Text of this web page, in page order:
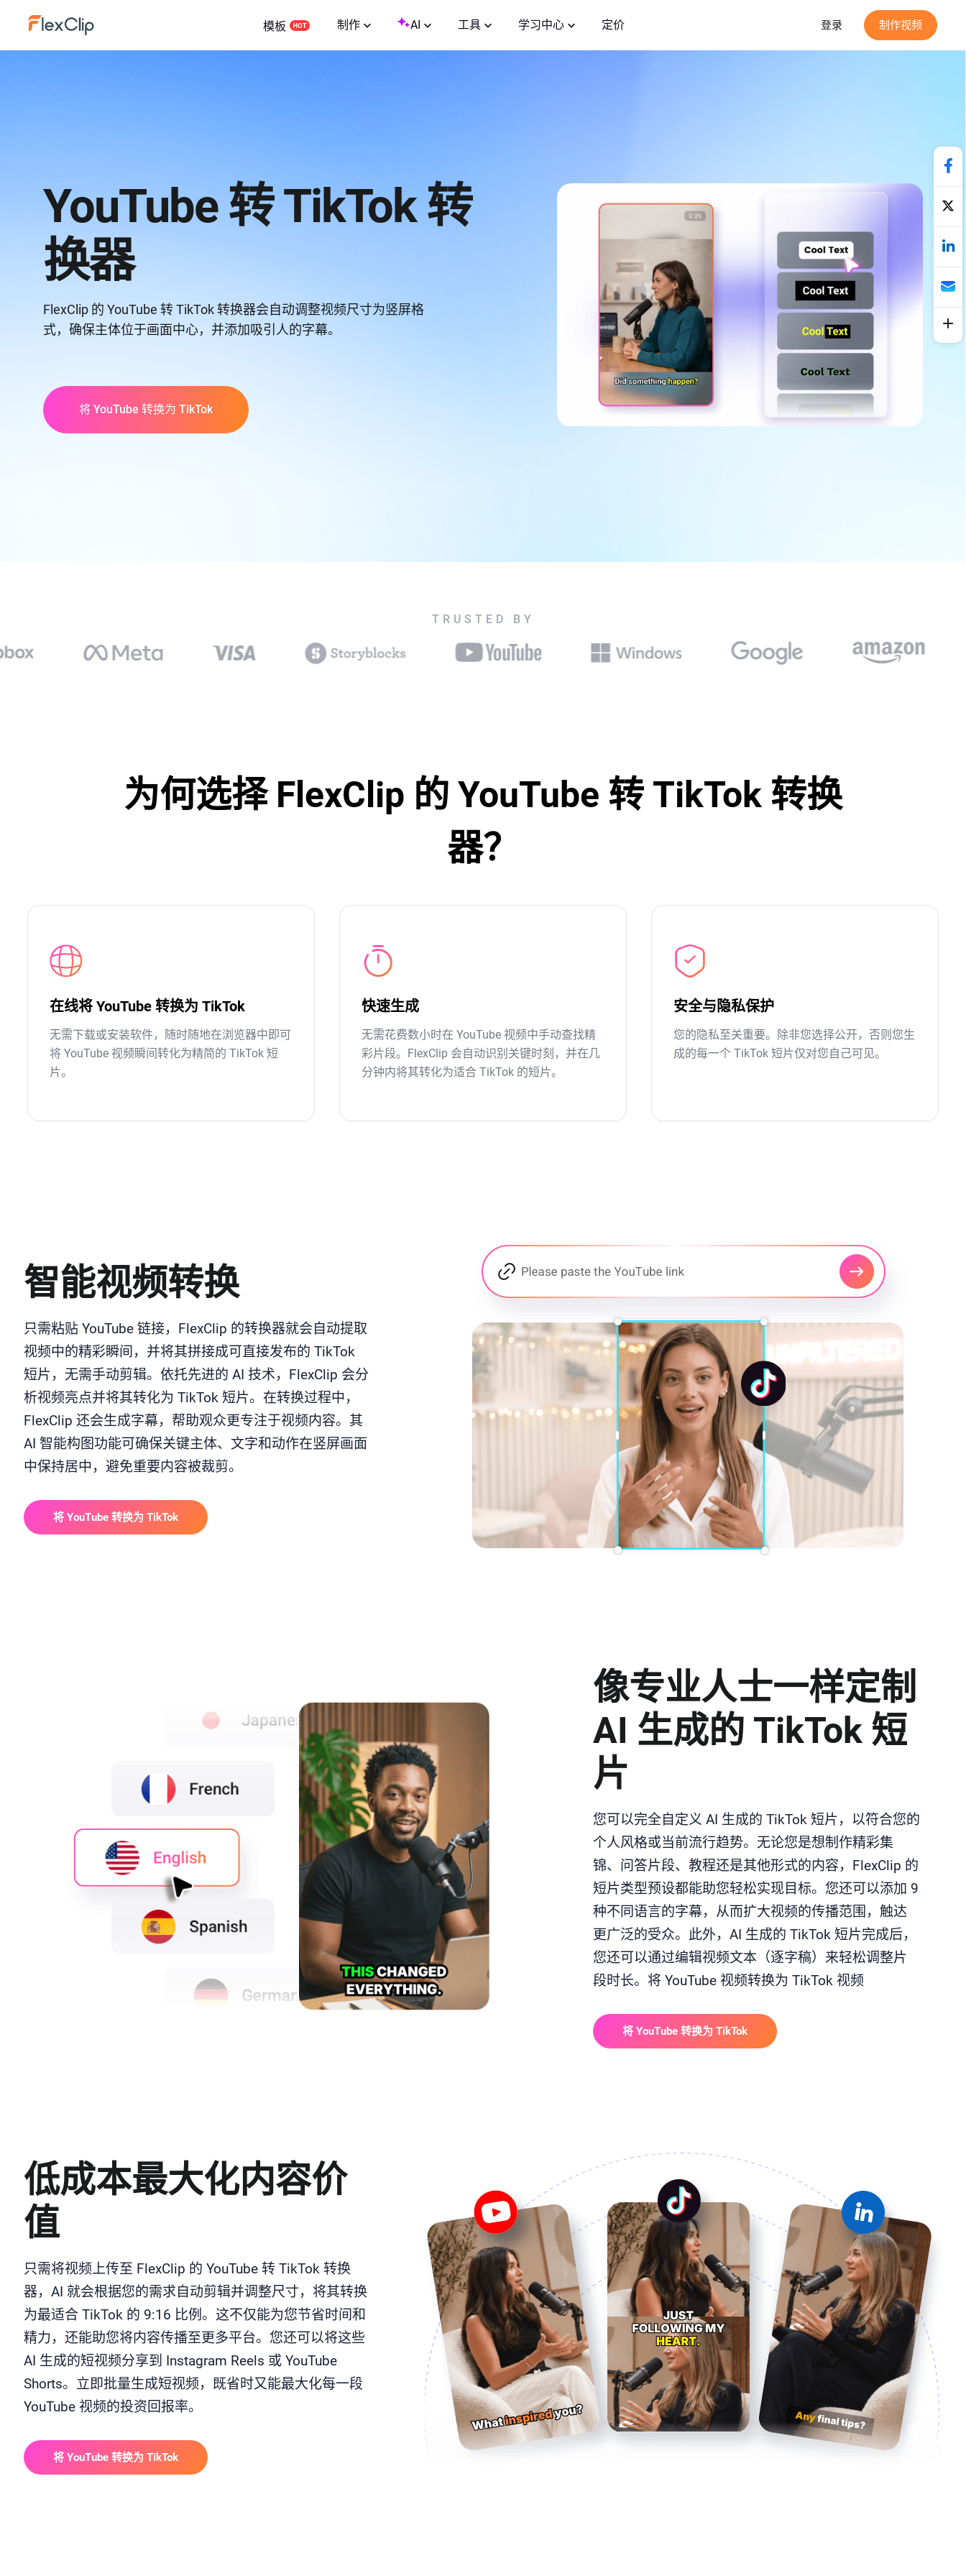
模板 制作 AI 工具 学习中心 定价 登录 制作视频
YouTube 转 TikTok 转
换器
FlexClip 的 YouTube 转 TikTok 转换器会自动调整视频尺寸为竖屏格
式，确保主体位于画面中心，并添加吸引人的字幕。
将 YouTube 转换为 TikTok
TRUSTED BY
为何选择 FlexClip 的 YouTube 转 TikTok 转换
器？
在线将 YouTube 转换为 TikTok
无需下载或安装软件，随时随地在浏览器中即可
将 YouTube 视频瞬间转化为精简的 TikTok 短
片。
快速生成
无需花费数小时在 YouTube 视频中手动查找精
彩片段。FlexClip 会自动识别关键时刻，并在几
分钟内将其转化为适合 TikTok 的短片。
安全与隐私保护
您的隐私至关重要。除非您选择公开，否则您生
成的每一个 TikTok 短片仅对您自己可见。
智能视频转换
只需粘贴 YouTube 链接，FlexClip 的转换器就会自动提取
视频中的精彩瞬间，并将其拼接成可直接发布的 TikTok
短片，无需手动剪辑。依托先进的 AI 技术，FlexClip 会分
析视频亮点并将其转化为 TikTok 短片。在转换过程中，
FlexClip 还会生成字幕，帮助观众更专注于视频内容。其
AI 智能构图功能可确保关键主体、文字和动作在竖屏画面
中保持居中，避免重要内容被裁剪。
将 YouTube 转换为 TikTok
像专业人士一样定制
AI 生成的 TikTok 短
片
您可以完全自定义 AI 生成的 TikTok 短片，以符合您的
个人风格或当前流行趋势。无论您是想制作精彩集
锦、问答片段、教程还是其他形式的内容，FlexClip 的
短片类型预设都能助您轻松实现目标。您还可以添加 9
种不同语言的字幕，从而扩大视频的传播范围，触达
更广泛的受众。此外，AI 生成的 TikTok 短片完成后，
您还可以通过编辑视频文本（逐字稿）来轻松调整片
段时长。将 YouTube 视频转换为 TikTok 视频
将 YouTube 转换为 TikTok
低成本最大化内容价
值
只需将视频上传至 FlexClip 的 YouTube 转 TikTok 转换
器，AI 就会根据您的需求自动剪辑并调整尺寸，将其转换
为最适合 TikTok 的 9:16 比例。这不仅能为您节省时间和
精力，还能助您将内容传播至更多平台。您还可以将这些
AI 生成的短视频分享到 Instagram Reels 或 YouTube
Shorts。立即批量生成短视频，既省时又能最大化每一段
YouTube 视频的投资回报率。
将 YouTube 转换为 TikTok